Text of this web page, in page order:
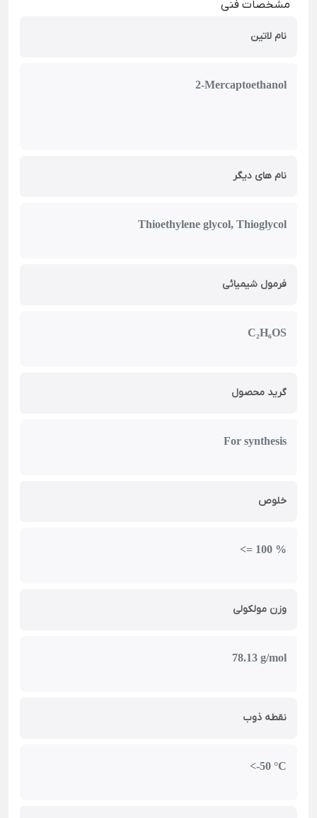
مشخصات فنی
نام لاتین
2-Mercaptoethanol
نام های دیگر
Thioethylene glycol, Thioglycol
فرمول شیمیائی
C₂H₆OS
گرید محصول
For synthesis
خلوص
<= 100 %
وزن مولکولی
78.13 g/mol
نقطه ذوب
<-50 °C